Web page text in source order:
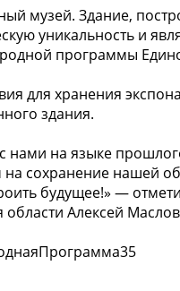
музей. Здание,
уникальность и
программы
для хранения
здания.
нами на языке
сохранение нашей
будущее!» —
Алексей